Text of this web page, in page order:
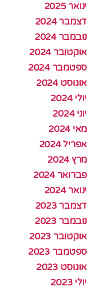
ינואר 2025
דצמבר 2024
נובמבר 2024
אוקטובר 2024
ספטמבר 2024
אוגוסט 2024
יולי 2024
יוני 2024
מאי 2024
אפריל 2024
מרץ 2024
פברואר 2024
ינואר 2024
דצמבר 2023
נובמבר 2023
אוקטובר 2023
ספטמבר 2023
אוגוסט 2023
יולי 2023